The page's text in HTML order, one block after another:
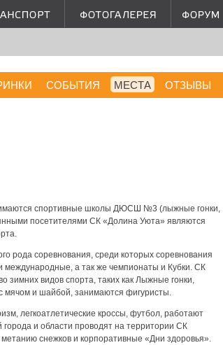
СОБЫТИЯ МЕСТА ОТЗЫВЫ
спортивные школы ДЮСШ №3 (лыжные гонки,
посетителями СК «Долина Уюта» являются
рода соревнования, среди которых соревнования
международные, а так же чемпионаты и Кубки. СК
зимних видов спорта, таких как Лыжные гонки,
мячом и шайбой, занимаются фигуристы.
легкоатлетические кроссы, футбол, работают
и области проводят на территории СК
снежков и корпоративные «Дни здоровья».